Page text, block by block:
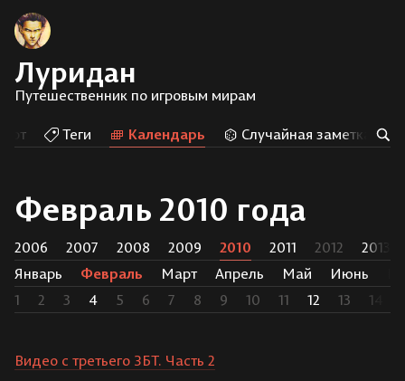
Луридан
Путешественник по игровым мирам
Арт Теги Календарь Случайная заметка
Февраль 2010 года
2006 2007 2008 2009 2010 2011 2012
2013
Январь
Февраль Март Апрель Май Июнь
1
2 3 4 5 6 7 8 9 10 11 12 13 14
Видео с третьего ЗБТ. Часть 2